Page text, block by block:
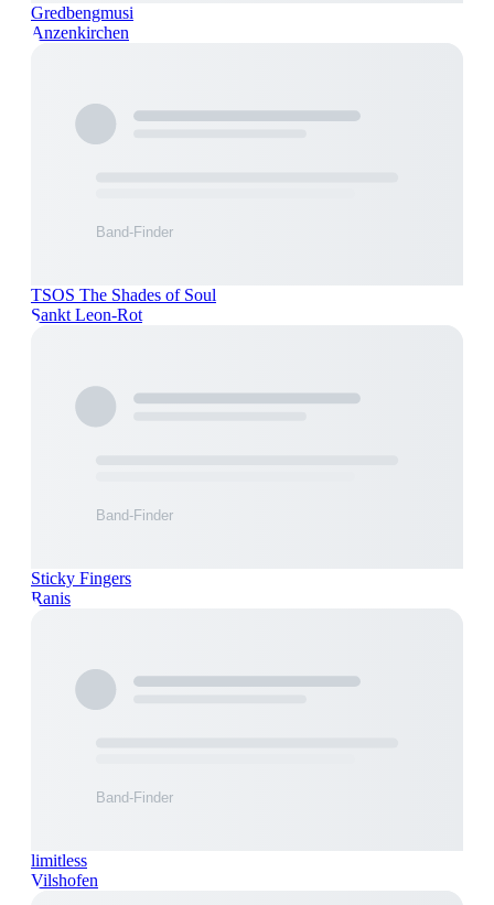
Gredbengmusi
Anzenkirchen
TSOS The Shades of Soul
Sankt Leon-Rot
Sticky Fingers
Ranis
limitless
Vilshofen